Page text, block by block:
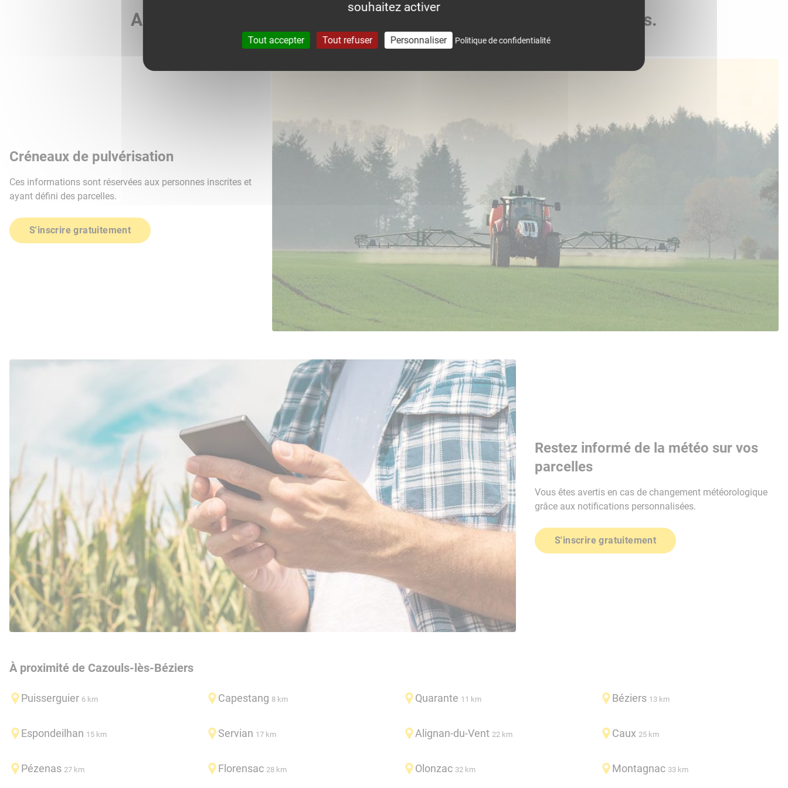
Agri météo vous accompagne dans le suivi météo de vos parcelles.
Créneaux de pulvérisation
Ces informations sont réservées aux personnes inscrites et
ayant défini des parcelles.
S'inscrire gratuitement
Restez informé de la météo sur vos
parcelles
Vous êtes avertis en cas de changement météorologique
grâce aux notifications personnalisées.
S'inscrire gratuitement
À proximité de Cazouls-lès-Béziers
Puisserguier 6 km Capestang 8 km Quarante 11 km Béziers 13 km
Espondeilhan 15 km Servian 17 km Alignan-du-Vent 22 km Caux 25 km
Pézenas 27 km Florensac 28 km Olonzac 32 km Montagnac 33 km
souhaitez activer
Tout accepter Tout refuser Personnaliser Politique de confidentialité